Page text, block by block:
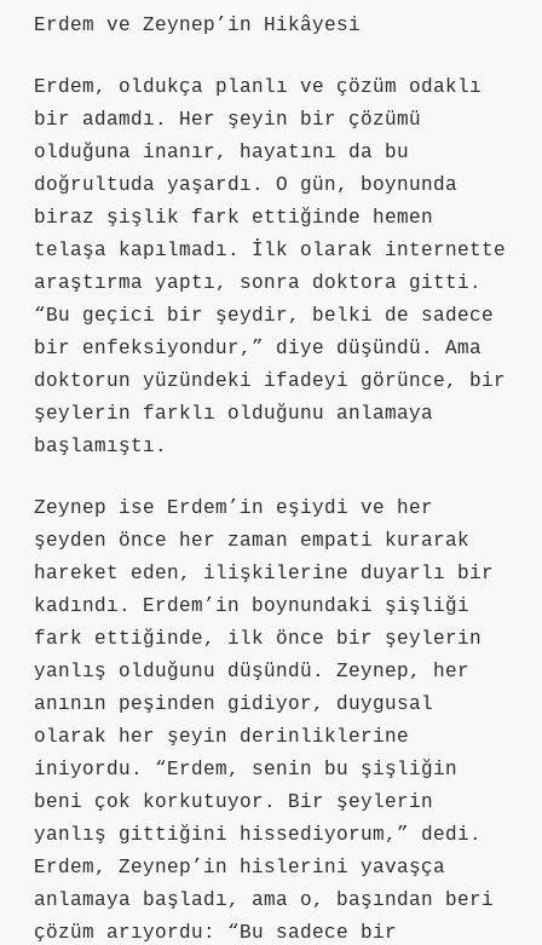
Erdem ve Zeynep’in Hikâyesi
Erdem, oldukça planlı ve çözüm odaklı
bir adamdı. Her şeyin bir çözümü
olduğuna inanır, hayatını da bu
doğrultuda yaşardı. O gün, boynunda
biraz şişlik fark ettiğinde hemen
telaşa kapılmadı. İlk olarak internette
araştırma yaptı, sonra doktora gitti.
“Bu geçici bir şeydir, belki de sadece
bir enfeksiyondur,” diye düşündü. Ama
doktorun yüzündeki ifadeyi görünce, bir
şeylerin farklı olduğunu anlamaya
başlamıştı.
Zeynep ise Erdem’in eşiydi ve her
şeyden önce her zaman empati kurarak
hareket eden, ilişkilerine duyarlı bir
kadındı. Erdem’in boynundaki şişliği
fark ettiğinde, ilk önce bir şeylerin
yanlış olduğunu düşündü. Zeynep, her
anının peşinden gidiyor, duygusal
olarak her şeyin derinliklerine
iniyordu. “Erdem, senin bu şişliğin
beni çok korkutuyor. Bir şeylerin
yanlış gittiğini hissediyorum,” dedi.
Erdem, Zeynep’in hislerini yavaşça
anlamaya başladı, ama o, başından beri
çözüm arıyordu: “Bu sadece bir